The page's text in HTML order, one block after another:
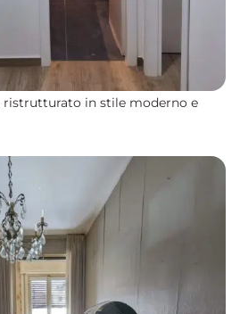
ristrutturato in stile moderno e